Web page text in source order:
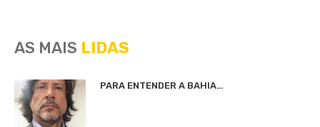
AS MAIS LIDAS
PARA ENTENDER A BAHIA…